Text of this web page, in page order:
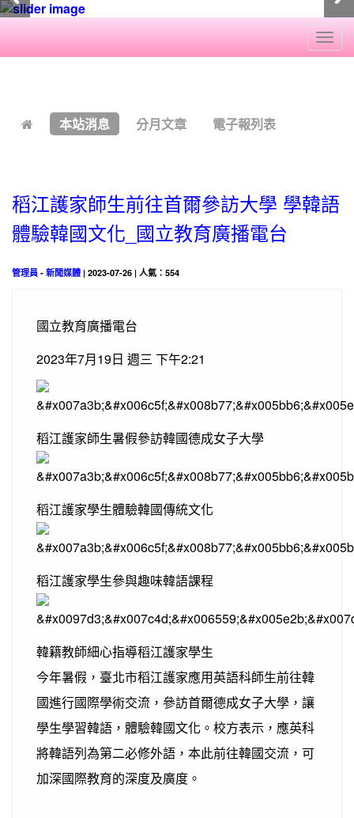
本站消息 分月文章 電子報列表
稻江護家師生前往首爾參訪大學 學韓語
體驗韓國文化_國立教育廣播電台
管理員 - 新聞媒體 | 2023-07-26 | 人氣：554
國立教育廣播電台
2023年7月19日 週三 下午2:21
稻江護家師生暑假參訪韓國德成女子大學
稻江護家學生體驗韓國傳統文化
稻江護家學生參與趣味韓語課程
韓籍教師細心指導稻江護家學生
今年暑假，臺北市稻江護家應用英語科師生前往韓
國進行國際學術交流，參訪首爾德成女子大學，讓
學生學習韓語，體驗韓國文化。校方表示，應英科
將韓語列為第二必修外語，本此前往韓國交流，可
加深國際教育的深度及廣度。